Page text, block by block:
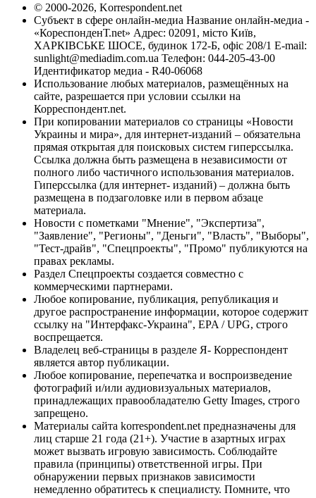
© 2000-2026, Korrespondent.net
Субъект в сфере онлайн-медиа Название онлайн-медиа -
«КореспонденТ.net» Адрес: 02091, місто Київ,
ХАРКІВСЬКЕ ШОСЕ, будинок 172-Б, офіс 208/1 E-mail:
sunlight@mediadim.com.ua Телефон: 044-205-43-00
Идентификатор медиа - R40-06068
Использование любых материалов, размещённых на
сайте, разрешается при условии ссылки на
Корреспондент.net.
При копировании материалов со страницы «Новости
Украины и мира», для интернет-изданий – обязательна
прямая открытая для поисковых систем гиперссылка.
Ссылка должна быть размещена в независимости от
полного либо частичного использования материалов.
Гиперссылка (для интернет- изданий) – должна быть
размещена в подзаголовке или в первом абзаце
материала.
Новости с пометками "Мнение", "Экспертиза",
"Заявление", "Регионы", "Деньги", "Власть", "Выборы",
"Тест-драйв", "Спецпроекты", "Промо" публикуются на
правах рекламы.
Раздел Спецпроекты создается совместно с
коммерческими партнерами.
Любое копирование, публикация, републикация и
другое распространение информации, которое содержит
ссылку на "Интерфакс-Украина", EPA / UPG, строго
воспрещается.
Владелец веб-страницы в разделе Я- Корреспондент
является автор публикации.
Любое копирование, перепечатка и воспроизведение
фотографий и/или аудиовизуальных материалов,
принадлежащих правообладателю Getty Images, строго
запрещено.
Материалы сайта korrespondent.net предназначены для
лиц старше 21 года (21+). Участие в азартных играх
может вызвать игровую зависимость. Соблюдайте
правила (принципы) ответственной игры. При
обнаружении первых признаков зависимости
немедленно обратитесь к специалисту. Помните, что